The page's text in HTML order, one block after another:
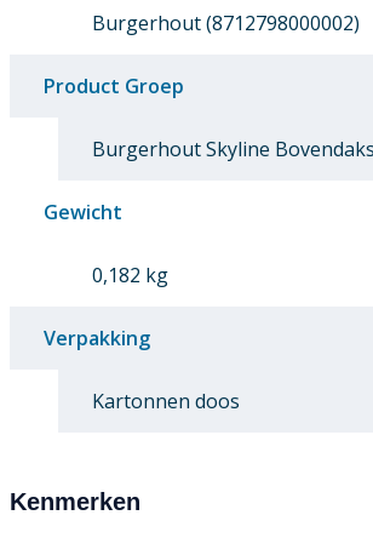
Burgerhout (8712798000002)
Product Groep
Burgerhout Skyline
Gewicht
0,182 kg
Verpakking
Kartonnen doos
Kenmerken